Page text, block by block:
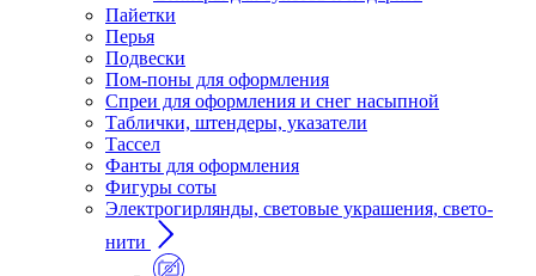
Пайетки
Перья
Подвески
Пом-поны для оформления
Спреи для оформления и снег насыпной
Таблички, штендеры, указатели
Тассел
Фанты для оформления
Фигуры соты
Электрогирлянды, световые украшения, свето-
нити